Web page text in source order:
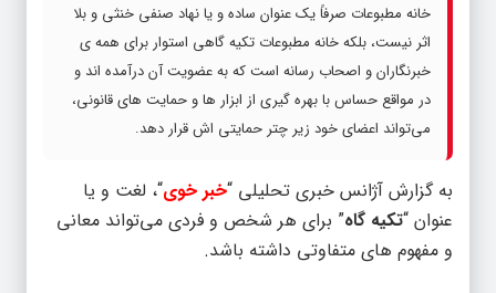
خانه مطبوعات صرفاً یک عنوان ساده و یا نهاد صنفی خنثی و بلا
اثر نیست، بلکه خانه مطبوعات تکیه گاهی استوار برای همه ی
خبرنگاران و اصحاب رسانه است که به عضویت آن درآمده اند و
در مواقع حساس با بهره گیری از ابزار ها و حمایت های قانونی،
می‌تواند اعضای خود زیر چتر حمایتی اش قرار دهد.
به گزارش آژانس خبری تحلیلی “خبر خوی“، لغت و یا
عنوان “تکیه گاه” برای هر شخص و فردی می‌تواند معانی
و مفهوم های متفاوتی داشته باشد.